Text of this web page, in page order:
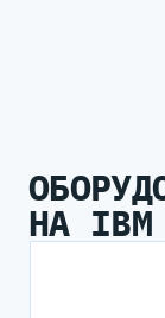
НА IBM